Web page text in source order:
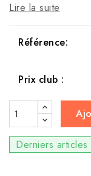
Lire la suite
Référence:
Prix club :
Derniers